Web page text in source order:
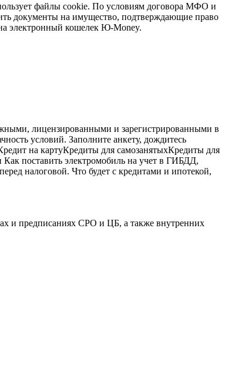
файлы cookie. По условиям договора МФО и
документы на имущество, подтверждающие право
электронный кошелек Ю-Money.
лицензированными и зарегистрированными в
условий. Заполните анкету, дождитесь
на картуКредиты для самозанятыхКредиты для
Как поставить электромобиль на учет в ГИБДД,
налоговой. Что будет с кредитами и ипотекой,
и предписаниях СРО и ЦБ, а также внутренних